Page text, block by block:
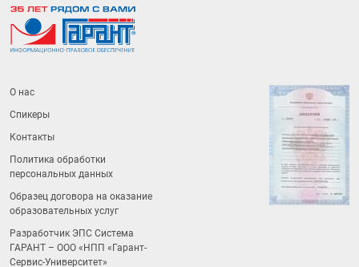
О нас
Спикеры
Контакты
Политика обработки
персональных данных
Образец договора на оказание
образовательных услуг
Разработчик ЭПС Система
ГАРАНТ – ООО «НПП « Гарант-
Сервис-Университет»